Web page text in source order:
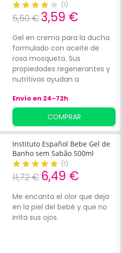
(1)
5,50 € 3,59 €
Gel en crema para la ducha
formulado con aceite de
rosa mosqueta. Sus
propiedades regenerantes y
nutritivas ayudan a
aportan una limpieza
delicada. Además, sus
activos antioxidantes
contribuyen a mantener la
firmeza y elasticidad natural
de la piel. Apto para uso diario
en niños y adultos.
Envío en 24-72h
COMPRAR
Instituto Español Bebe Gel de
Banho sem Sabão 500ml
(1)
11,72 € 6,49 €
Me encanta el olor que deja
en la piel del bebé y que no
irrita sus ojos.